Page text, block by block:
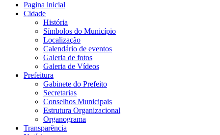
Pagina inicial
Cidade
História
Símbolos do Município
Localização
Calendário de eventos
Galeria de fotos
Galeria de Vídeos
Prefeitura
Gabinete do Prefeito
Secretarias
Conselhos Municipais
Estrutura Organizacional
Organograma
Transparência